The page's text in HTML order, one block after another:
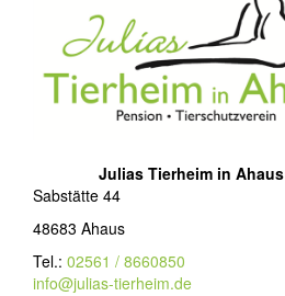
Julias Tierheim in Ahaus
Sabstätte 44
48683 Ahaus
Tel.: 02561 / 8660850
info@julias-tierheim.de